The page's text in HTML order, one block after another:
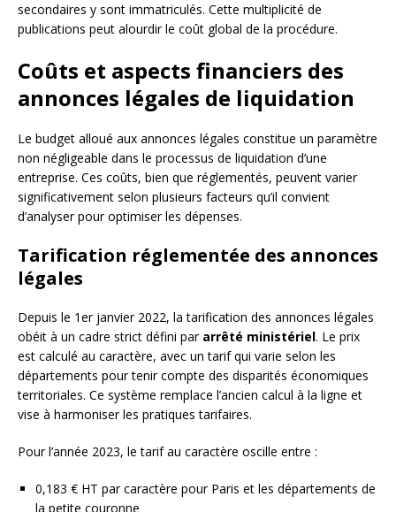
secondaires y sont immatriculés. Cette multiplicité de
publications peut alourdir le coût global de la procédure.
Coûts et aspects financiers des
annonces légales de liquidation
Le budget alloué aux annonces légales constitue un paramètre
non négligeable dans le processus de liquidation d’une
entreprise. Ces coûts, bien que réglementés, peuvent varier
significativement selon plusieurs facteurs qu’il convient
d’analyser pour optimiser les dépenses.
Tarification réglementée des annonces
légales
Depuis le 1er janvier 2022, la tarification des annonces légales
obéit à un cadre strict défini par arrêté ministériel. Le prix
est calculé au caractère, avec un tarif qui varie selon les
départements pour tenir compte des disparités économiques
territoriales. Ce système remplace l’ancien calcul à la ligne et
vise à harmoniser les pratiques tarifaires.
Pour l’année 2023, le tarif au caractère oscille entre :
0,183 € HT par caractère pour Paris et les départements de
la petite couronne